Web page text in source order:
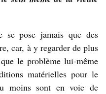
se pose jamais que des
car, à y regarder de plus
le problème lui-même
matérielles pour le
moins sont en voie de